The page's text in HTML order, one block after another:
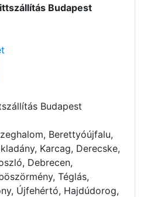
Budapest
Budapest
Berettyóújfalu,
Karcag, Derecske,
Debrecen,
Téglás,
Újfehértó, Hajdúdorog,